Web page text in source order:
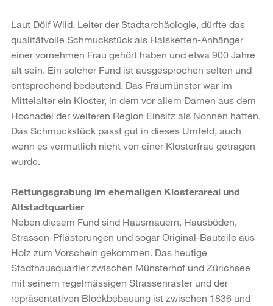
Laut Dölf Wild, Leiter der Stadtarchäologie, dürfte das
qualitätvolle Schmuckstück als Halsketten-Anhänger
einer vornehmen Frau gehört haben und etwa 900 Jahre
alt sein. Ein solcher Fund ist ausgesprochen selten und
entsprechend bedeutend. Das Fraumünster war im
Mittelalter ein Kloster, in dem vor allem Damen aus dem
Hochadel der weiteren Region Einsitz als Nonnen hatten.
Das Schmuckstück passt gut in dieses Umfeld, auch
wenn es vermutlich nicht von einer Klosterfrau getragen
wurde.
Rettungsgrabung im ehemaligen Klosterareal und
Altstadtquartier
Neben diesem Fund sind Hausmauern, Hausböden,
Strassen-Pflästerungen und sogar Original-Bauteile aus
Holz zum Vorschein gekommen. Das heutige
Stadthausquartier zwischen Münsterhof und Zürichsee
mit seinem regelmässigen Strassenraster und der
repräsentativen Blockbebauung ist zwischen 1836 und